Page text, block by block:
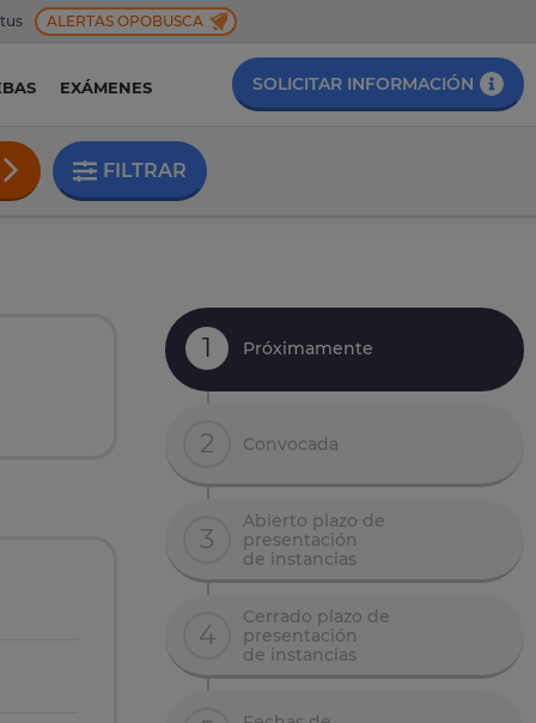
ALERTAS OPOBUSCA
EXÁMENES SOLICITAR INFORMACIÓN
FILTRAR
1 Próximamente
2 Convocada
3
Abierto plazo de
presentación
de instancias
4
Cerrado plazo de
presentación
de instancias